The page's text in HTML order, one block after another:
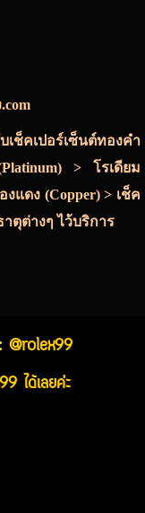
ช็คเปอร์เซ็นต์ทองคำ
> โรเดียม
งแดง (Copper) > เช็ค
ตุต่างๆ ไว้บริการ
@rolex99
ได้เลยค่ะ